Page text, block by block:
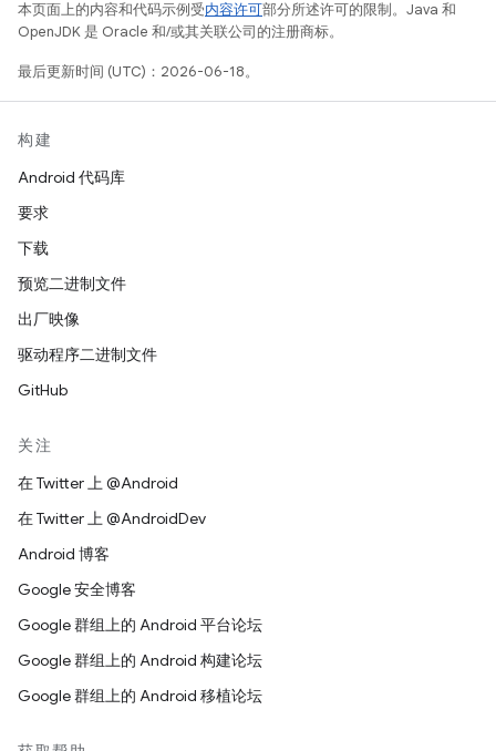
本页面上的内容和代码示例受内容许可部分所述许可的限制。Java 和
OpenJDK 是 Oracle 和/或其关联公司的注册商标。
最后更新时间 (UTC)：2026-06-18。
构建
Android 代码库
要求
下载
预览二进制文件
出厂映像
驱动程序二进制文件
GitHub
关注
在 Twitter 上 @Android
在 Twitter 上 @AndroidDev
Android 博客
Google 安全博客
Google 群组上的 Android 平台论坛
Google 群组上的 Android 构建论坛
Google 群组上的 Android 移植论坛